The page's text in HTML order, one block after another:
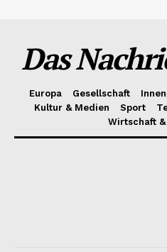
Das
Europa Gesellschaft
Kultur & Medien
Sport
Wirtschaft &